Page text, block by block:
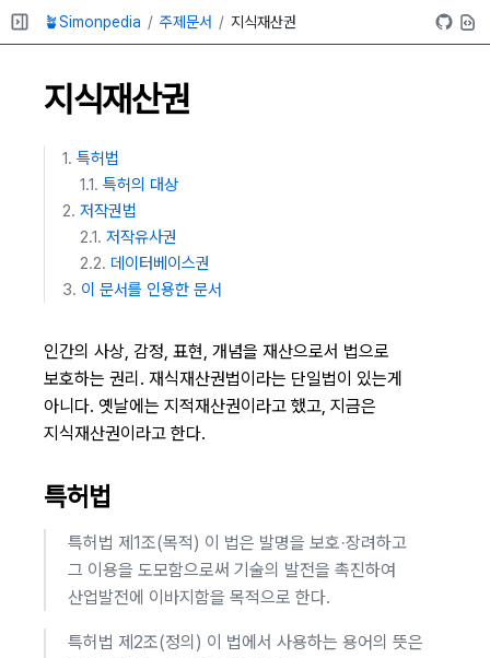
🪴Simonpedia 주제문서 지식재산권
지식재산권
특허법
특허의 대상
저작권법
저작유사권
데이터베이스권
이 문서를 인용한 문서
인간의 사상, 감정, 표현, 개념을 재산으로서 법으로
보호하는 권리. 재식재산권법이라는 단일법이 있는게
아니다. 옛날에는 지적재산권이라고 했고, 지금은
지식재산권이라고 한다.
특허법
특허법 제1조(목적) 이 법은 발명을 보호·장려하고
그 이용을 도모함으로써 기술의 발전을 촉진하여
산업발전에 이바지함을 목적으로 한다.
특허법 제2조(정의) 이 법에서 사용하는 용어의 뜻은